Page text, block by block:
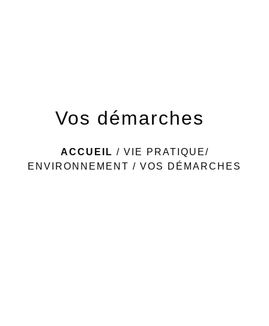
Vos démarches
ACCUEIL / VIE PRATIQUE/
ENVIRONNEMENT / VOS DÉMARCHES